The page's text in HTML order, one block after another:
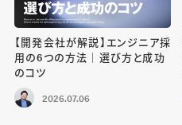
【開発会社が解説】エンジニア採
用の6つの方法｜選び方と成功
のコツ
2026.07.06